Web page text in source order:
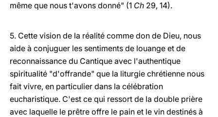
même que nous t'avons donné" (1 Ch 29, 14).
5. Cette vision de la réalité comme don de Dieu, nous
aide à conjuguer les sentiments de louange et de
reconnaissance du Cantique avec l'authentique
spiritualité "d'offrande" que la liturgie chrétienne nous
fait vivre, en particulier dans la célébration
eucharistique. C'est ce qui ressort de la double prière
avec laquelle le prêtre offre le pain et le vin destinés à